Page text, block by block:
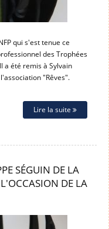
qui s'est tenue ce
des Trophées
a été remis à Sylvain
"Rêves".
Lire la suite
SÉGUIN DE LA
DE LA